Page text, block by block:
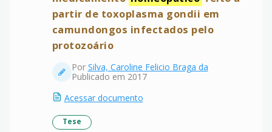
partir de toxoplasma gondii em
camundongos infectados pelo
protozoário
Por Silva, Caroline Felicio Braga da
Publicado em 2017
Acessar documento
Tese